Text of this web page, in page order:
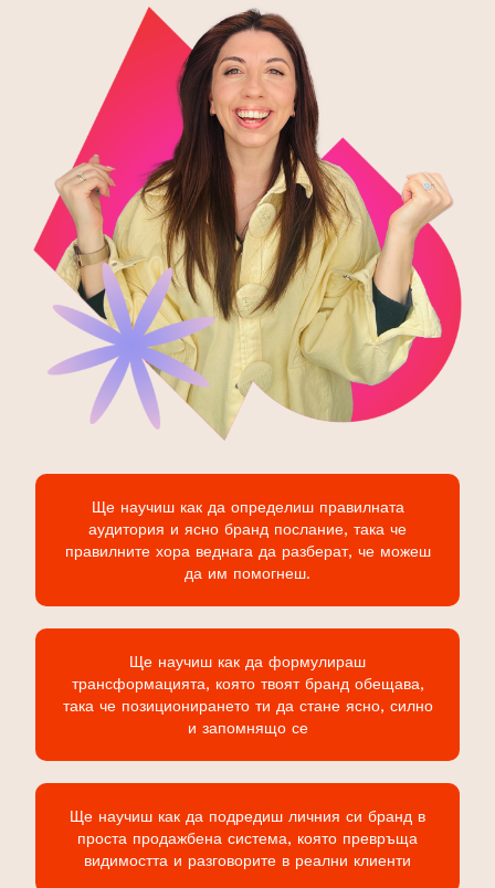
Ще научиш как да определиш правилната
аудитория и ясно бранд послание, така че
правилните хора веднага да разберат, че можеш
да им помогнеш.
Ще научиш как да формулираш
трансформацията, която твоят бранд обещава,
така че позиционирането ти да стане ясно, силно
и запомнящо се
Ще научиш как да подредиш личния си бранд в
проста продажбена система, която превръща
видимостта и разговорите в реални клиенти